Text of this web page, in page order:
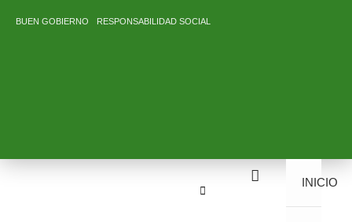
BUEN GOBIERNO RESPONSABILIDAD SOCIAL
INICIO